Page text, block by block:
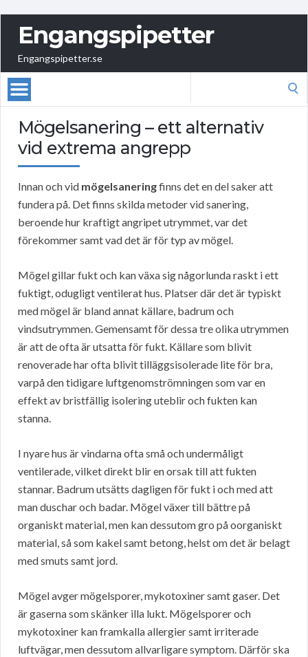
Engangspipetter
Engangspipetter.se
Mögelsanering – ett alternativ
vid extrema angrepp
Innan och vid mögelsaneringfinns det en del saker att
fundera på. Det finns skilda metoder vid sanering,
beroende hur kraftigt angripet utrymmet, var det
förekommer samt vad det är för typ av mögel.
Mögel gillar fukt och kan växa sig någorlunda raskt i ett
fuktigt, odugligt ventilerat hus. Platser där det är typiskt
med mögel är bland annat källare, badrum och
vindsutrymmen. Gemensamt för dessa tre olika utrymmen
är att de ofta är utsatta för fukt. Källare som blivit
renoverade har ofta blivit tilläggsisolerade lite för bra,
varpå den tidigare luftgenomströmningen som var en
effekt av bristfällig isolering uteblir och fukten kan
stanna.
I nyare hus är vindarna ofta små och undermåligt
ventilerade, vilket direkt blir en orsak till att fukten
stannar. Badrum utsätts dagligen för fukt i och med att
man duschar och badar. Mögel växer till bättre på
organiskt material, men kan dessutom gro på oorganiskt
material, så som kakel samt betong, helst om det är belagt
med smuts samt jord.
Mögel avger mögelsporer, mykotoxiner samt gaser. Det
är gaserna som skänker illa lukt. Mögelsporer och
mykotoxiner kan framkalla allergier samt irriterade
luftvägar, men dessutom allvarligare symptom. Därför ska